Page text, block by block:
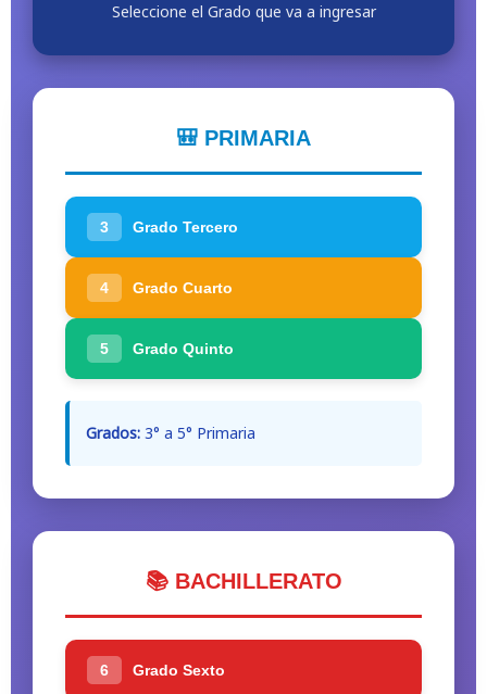
Seleccione el Grado que va a ingresar
🎒 PRIMARIA
3 Grado Tercero
4 Grado Cuarto
5 Grado Quinto
Grados: 3° a 5° Primaria
📚 BACHILLERATO
6 Grado Sexto